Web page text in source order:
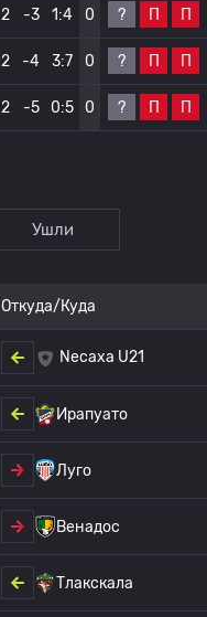
2 -3 1:4 0 ? П П
2 -4 3:7 0 ? П П
2 -5 0:5 0 ? П П
Ушли
Откуда/Куда
Necaxa U21
Ирапуато
Луго
Венадос
Тлакскала